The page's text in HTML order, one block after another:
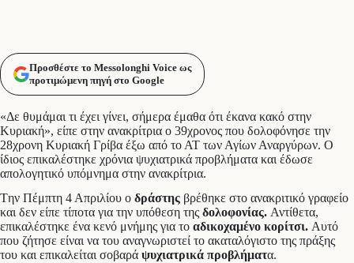
Προσθέστε το Messolonghi Voice ως
προτιμώμενη πηγή στο Google
«Δε θυμάμαι τι έχει γίνει, σήμερα έμαθα ότι έκανα κακό στην
Κυριακή», είπε στην ανακρίτρια ο 39χρονος που δολοφόνησε την
28χρονη Κυριακή Γρίβα έξω από το ΑΤ των Αγίων Αναργύρων. Ο
ίδιος επικαλέστηκε χρόνια ψυχιατρικά προβλήματα και έδωσε
απολογητικό υπόμνημα στην ανακρίτρια.
Tην Πέμπτη 4 Απριλίου ο δράστης βρέθηκε στο ανακριτικό γραφείο
και δεν είπε τίποτα για την υπόθεση της δολοφονίας. Αντίθετα,
επικαλέστηκε ένα κενό μνήμης για το αδικοχαμένο κορίτσι. Αυτό
που ζήτησε είναι να του αναγνωριστεί το ακαταλόγιστο της πράξης
του και επικαλείται σοβαρά ψυχιατρικά προβλήματα.